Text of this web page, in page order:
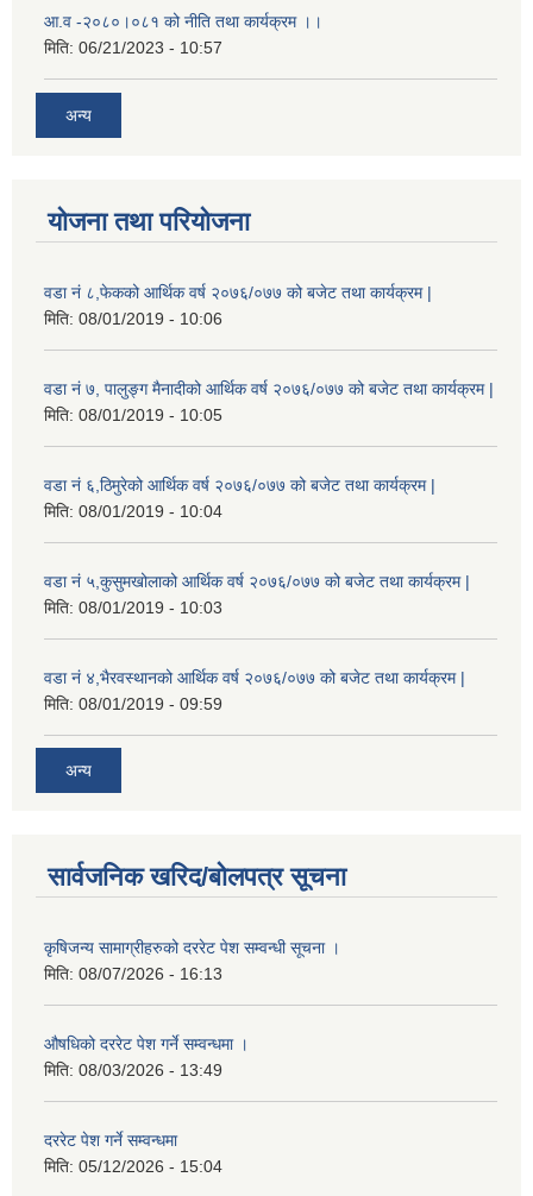
आ.व -२०८०।०८१ को नीति तथा कार्यक्रम ।।
मिति: 06/21/2023 - 10:57
अन्य
योजना तथा परियोजना
वडा नं ८,फेकको आर्थिक वर्ष २०७६/०७७ को बजेट तथा कार्यक्रम |
मिति: 08/01/2019 - 10:06
वडा नं ७, पालुङ्ग मैनादीको आर्थिक वर्ष २०७६/०७७ को बजेट तथा कार्यक्रम |
मिति: 08/01/2019 - 10:05
वडा नं ६,ठिमुरेको आर्थिक वर्ष २०७६/०७७ को बजेट तथा कार्यक्रम |
मिति: 08/01/2019 - 10:04
वडा नं ५,कुसुमखोलाको आर्थिक वर्ष २०७६/०७७ को बजेट तथा कार्यक्रम |
मिति: 08/01/2019 - 10:03
वडा नं ४,भैरवस्थानको आर्थिक वर्ष २०७६/०७७ को बजेट तथा कार्यक्रम |
मिति: 08/01/2019 - 09:59
अन्य
सार्वजनिक खरिद/बोलपत्र सूचना
कृषिजन्य सामाग्रीहरुको दररेट पेश सम्वन्धी सूचना ।
मिति: 08/07/2026 - 16:13
औषधिको दररेट पेश गर्ने सम्वन्धमा ।
मिति: 08/03/2026 - 13:49
दररेट पेश गर्ने सम्वन्धमा
मिति: 05/12/2026 - 15:04